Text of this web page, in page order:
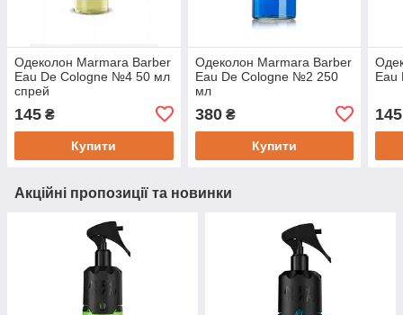
Одеколон Marmara Barber
Eau De Cologne №4 50 мл
спрей
145 ₴
Купити
Одеколон Marmara Barber
Eau De Cologne №2 250
мл
380₴
Купити
Eau
145
Акційні пропозиції та новинки